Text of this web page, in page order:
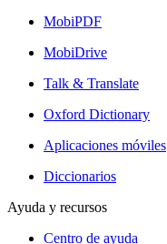
MobiPDF
MobiDrive
Talk & Translate
Oxford Dictionary
Aplicaciones móviles
Diccionarios
Ayuda y recursos
Centro de ayuda